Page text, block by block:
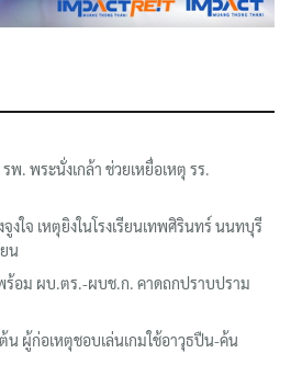
พ. พระนั่งเกล้า ช่วยเหยื่อเหตุ รร.
งใจ เหตุยิงในโรงเรียนเทพศิรินทร์ นนทบุรี
น
ร้อม ผบ.ตร.-ผบช.ก. คาดถกปราบปราม
น ผู้ก่อเหตุชอบเล่นเกมใช้อาวุธปืน-ค้น